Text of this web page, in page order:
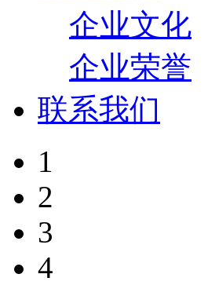
企业文化
企业荣誉
联系我们
1
2
3
4